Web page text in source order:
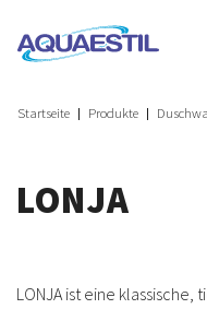
Startseite Produkte
LONJA
LONJA ist eine